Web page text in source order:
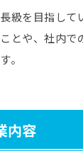
級を目指して
とや、社内で
。
内容